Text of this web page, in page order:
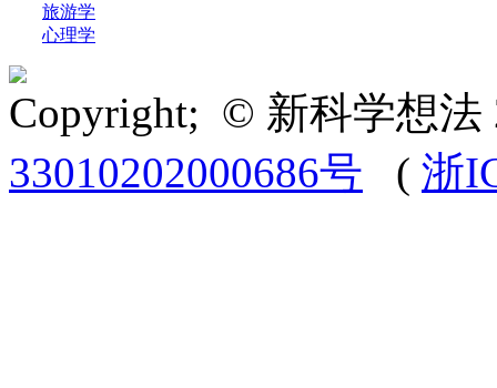
旅游学
心理学
Copyright; © 新科学想
33010202000686号 ( 浙